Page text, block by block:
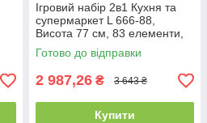
Ігровий набір 2в1 Кухня та
супермаркет L 666-88,
Висота 77 см, 83 елементи,
пара, вода, лід, сканер
Готово до відправки
2 987,26 ₴ 3 643 ₴
Купити